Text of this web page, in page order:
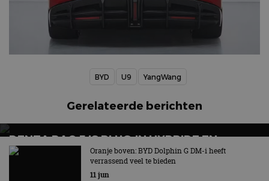
BYD U9 YangWang
Gerelateerde berichten
DENZA BAO 5 IS PLUG-IN HYBRIDE EN
LOODZWARE TERREINBEUL MET 544 PK
Leeggewicht: 3.035 kg - OEPS!
Oranje boven: BYD Dolphin G DM-i heeft
verrassend veel te bieden
11 jun